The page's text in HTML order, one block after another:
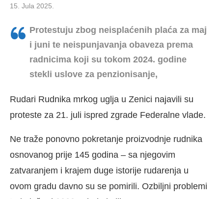
15. Jula 2025.
Protestuju zbog neisplaćenih plaća za maj
i juni te neispunjavanja obaveza prema
radnicima koji su tokom 2024. godine
stekli uslove za penzionisanje,
Rudari Rudnika mrkog uglja u Zenici najavili su
proteste za 21. juli ispred zgrade Federalne vlade.
Ne traže ponovno pokretanje proizvodnje rudnika
osnovanog prije 145 godina – sa njegovim
zatvaranjem i krajem duge istorije rudarenja u
ovom gradu davno su se pomirili. Ozbiljni problemi